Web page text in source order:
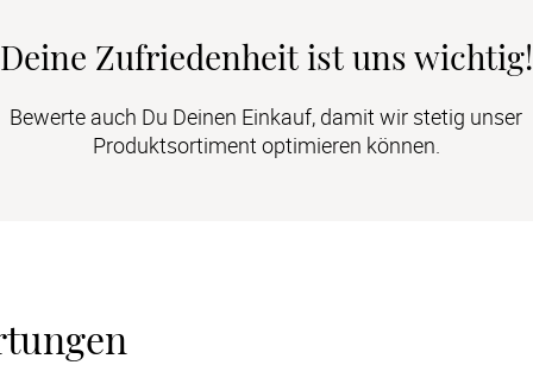
Deine Zufriedenheit ist uns wichtig!
Bewerte auch Du Deinen Einkauf, damit wir stetig unser
Produktsortiment optimieren können.